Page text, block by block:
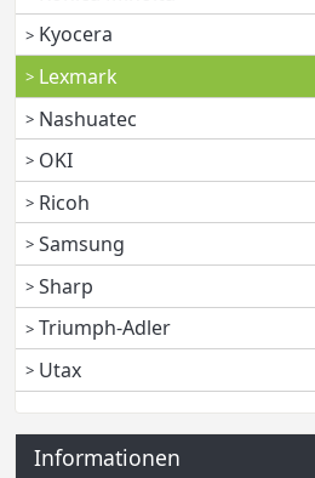
Kyocera
Lexmark
Nashuatec
OKI
Ricoh
Samsung
Sharp
Triumph-Adler
Utax
Informationen